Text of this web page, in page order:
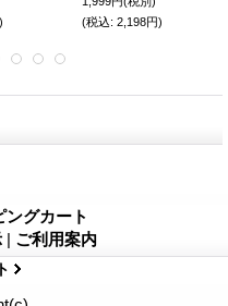
(税込: 2,198円)
ングカート
| ご利用案内